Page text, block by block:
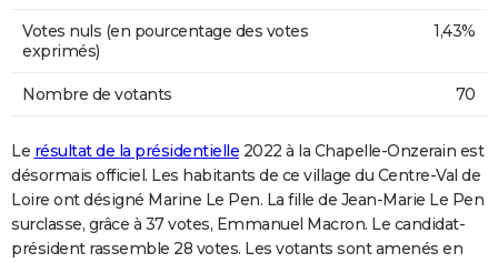
Votes nuls (en pourcentage des votes
exprimés)
1,43%
Nombre de votants 70
Le résultat de la présidentielle 2022 à la Chapelle-Onzerain est
désormais officiel. Les habitants de ce village du Centre-Val de
Loire ont désigné Marine Le Pen. La fille de Jean-Marie Le Pen
surclasse, grâce à 37 votes, Emmanuel Macron. Le candidat-
président rassemble 28 votes. Les votants sont amenés en